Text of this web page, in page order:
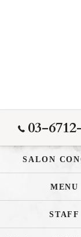
03-
SALON
MENU
STAFF